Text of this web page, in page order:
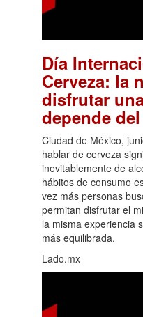
Día
Cerveza: la
disfrutar
depende
Ciudad de México,
hablar de cerveza
inevitablemente de
hábitos de consumo
vez más personas
permitan disfrutar el
la misma experiencia
más equilibrada.
Lado.mx